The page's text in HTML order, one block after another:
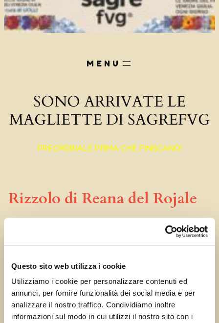
Questo sito web utilizza i cookie
Utilizziamo i cookie per personalizzare contenuti ed
annunci, per fornire funzionalità dei social media e per
analizzare il nostro traffico. Condividiamo inoltre
informazioni sul modo in cui utilizzi il nostro sito con i
SONO ARRIVATE LE
MAGLIETTE DI SAGREFVG
PREORDINALE PRIMA CHE FINISCANO!
Rizzolo di Reana del Rojale
← Precedente:
Cussignacco
Successivo:Stalis di
Ravascletto
→